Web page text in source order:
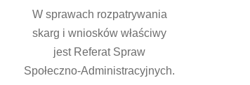
W sprawach rozpatrywania
skarg i wniosków właściwy
jest Referat Spraw
Społeczno-Administracyjnych.